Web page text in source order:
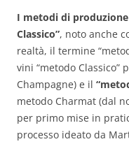
I metodi di
Classico”, noto anche
realtà, il termine
vini “metodo
Champagne) e il
metodo Charmat (dal
per primo mise in
processo ideato da